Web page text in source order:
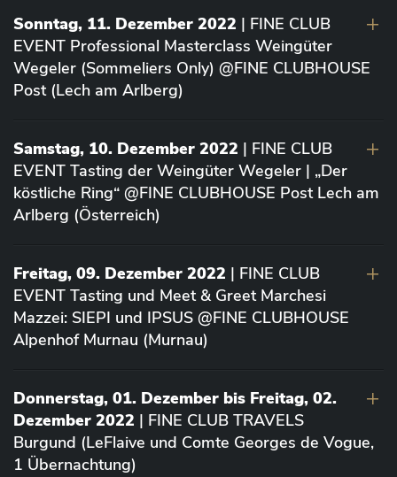
Sonntag, 11. Dezember 2022 | FINE CLUB
EVENT Professional Masterclass Weingüter
Wegeler (Sommeliers Only) @FINE CLUBHOUSE
Post (Lech am Arlberg)
Samstag, 10. Dezember 2022 | FINE CLUB
EVENT Tasting der Weingüter Wegeler | „Der
köstliche Ring“ @FINE CLUBHOUSE Post Lech am
Arlberg (Österreich)
Freitag, 09. Dezember 2022 | FINE CLUB
EVENT Tasting und Meet & Greet Marchesi
Mazzei: SIEPI und IPSUS @FINE CLUBHOUSE
Alpenhof Murnau (Murnau)
Donnerstag, 01. Dezember bis Freitag, 02.
Dezember 2022 | FINE CLUB TRAVELS
Burgund (LeFlaive und Comte Georges de Vogue,
1 Übernachtung)